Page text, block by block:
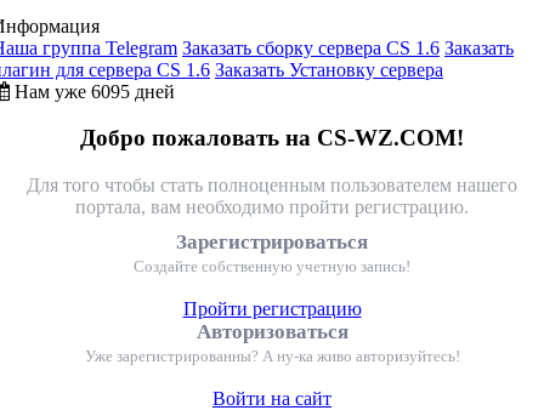
группа Telegram Заказать сборку сервера CS 1.6 Заказать
для сервера CS 1.6 Заказать Установку сервера
Нам уже 6095 дней
Добро пожаловать на CS-WZ.COM!
Для того чтобы стать полноценным пользователем нашего
портала, вам необходимо пройти регистрацию.
Зарегистрироваться
Создайте собственную учетную запись!
Пройти регистрацию
Авторизоваться
Уже зарегистрированны? А ну-ка живо авторизуйтесь!
Войти на сайт